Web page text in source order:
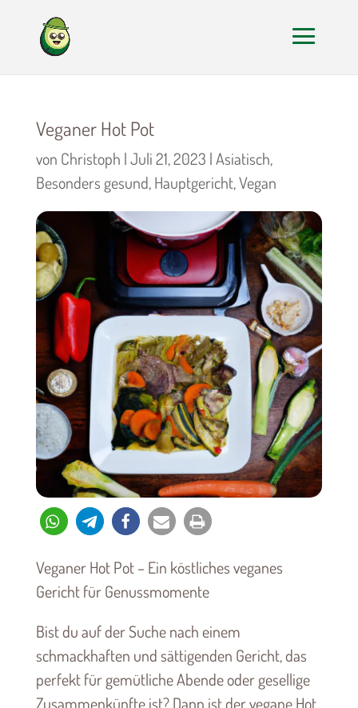
Veganer Hot Pot
von Christoph |Juli 21, 2023 |Asiatisch,
Besonders gesund,Hauptgericht,Vegan
Veganer Hot Pot – Ein köstliches veganes
Gericht für Genussmomente
Bist du auf der Suche nach einem
schmackhaften und sättigenden Gericht, das
perfekt für gemütliche Abende oder gesellige
Zusammenkünfte ist? Dann ist der vegane Hot